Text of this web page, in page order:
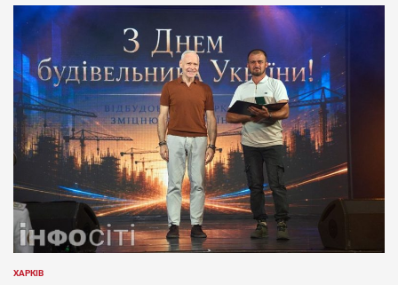
ОПУБЛІКУВАТИ
ХАРКІВ